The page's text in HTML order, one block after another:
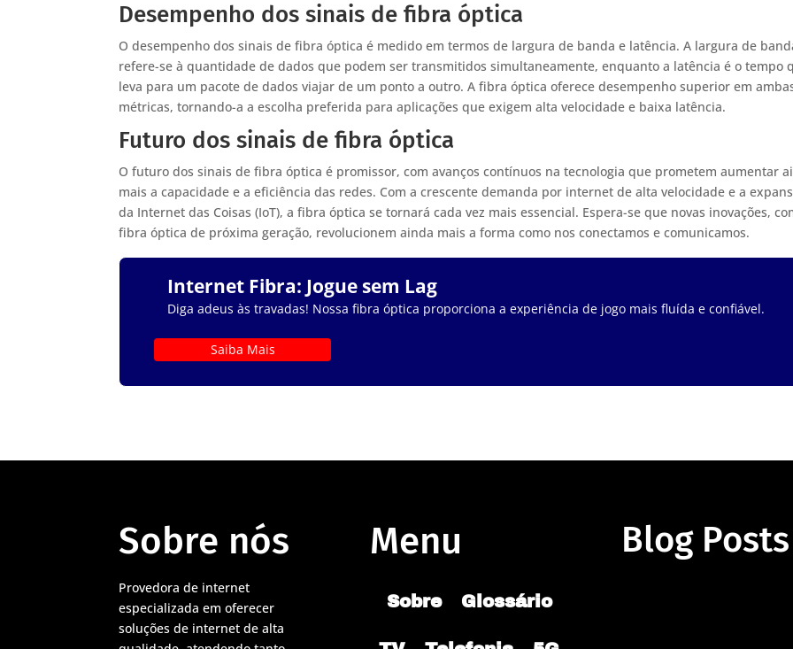
Desempenho dos sinais de fibra óptica
O desempenho dos sinais de fibra óptica é medido em termos de largura de banda e latência. A largura de
refere-se à quantidade de dados que podem ser transmitidos simultaneamente, enquanto a latência é o tempo
leva para um pacote de dados viajar de um ponto a outro. A fibra óptica oferece desempenho superior em
métricas, tornando-a a escolha preferida para aplicações que exigem alta velocidade e baixa latência.
Futuro dos sinais de fibra óptica
O futuro dos sinais de fibra óptica é promissor, com avanços contínuos na tecnologia que prometem aumentar
mais a capacidade e a eficiência das redes. Com a crescente demanda por internet de alta velocidade e a
da Internet das Coisas (IoT), a fibra óptica se tornará cada vez mais essencial. Espera-se que novas inovações,
fibra óptica de próxima geração, revolucionem ainda mais a forma como nos conectamos e comunicamos.
Internet Fibra: Jogue sem Lag
Diga adeus às travadas! Nossa fibra óptica proporciona a experiência de jogo mais fluída e confiável.
Saiba Mais
Sobre nós
Provedora de internet
especializada em oferecer
soluções de internet de alta
Menu
Sobre Glossário
Blog Posts